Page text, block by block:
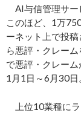
AI与信管理サー
このほど、1万
ーネット上で投
ら悪評・クレー
で悪評・クレー
1月1日～6月30日
上位10業種にラ